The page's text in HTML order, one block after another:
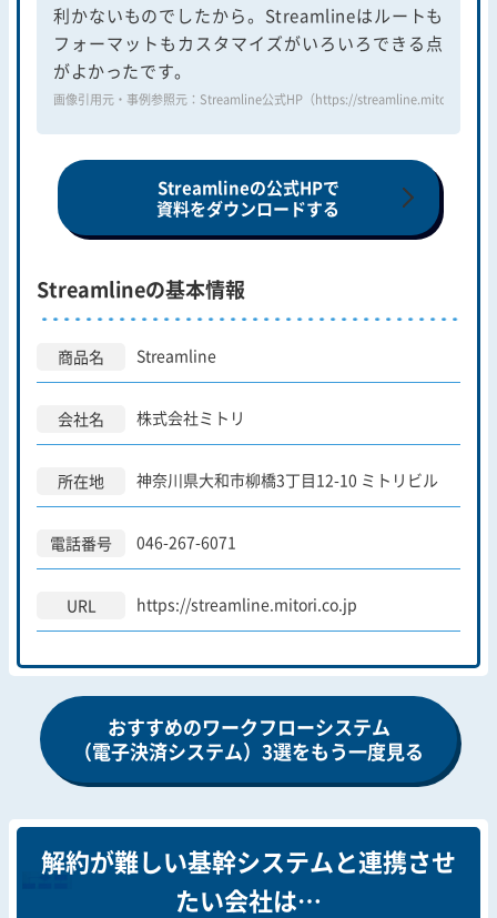
利かないものでしたから。Streamlineはルートも
フォーマットもカスタマイズがいろいろできる点
がよかったです。
画像引用元・事例参照元：Streamline公式HP（https://
Streamlineの公式HPで
資料をダウンロードする
Streamlineの基本情報
商品名 Streamline
会社名 株式会社ミトリ
所在地 神奈川県大和市柳橋3丁目12-10 ミトリビル
電話番号 046-267-6071
URL https://streamline.mitori.co.jp
おすすめのワークフローシステム
（電子決済システム）3選をもう一度見る
解約が難しい基幹システムと連携させ
たい会社は…